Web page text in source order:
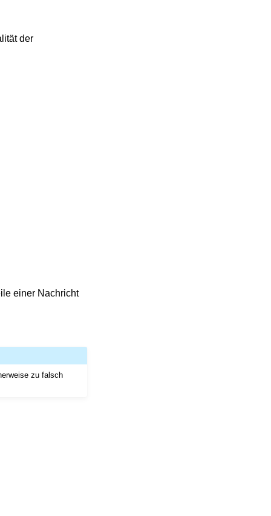
der
einer Nachricht
zu falsch